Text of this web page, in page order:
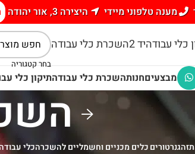
מענה טלפוני מיידי היצירה 3, אור יהודה
כלי עבודהיד 2 השכרת כלי עבודה
בחר קטגוריה
מבצעיםחנותהשכרת כלי עבודהתיקון כלי
גנרטוריםכלים מכניים וחשמליים להשכרהכלי